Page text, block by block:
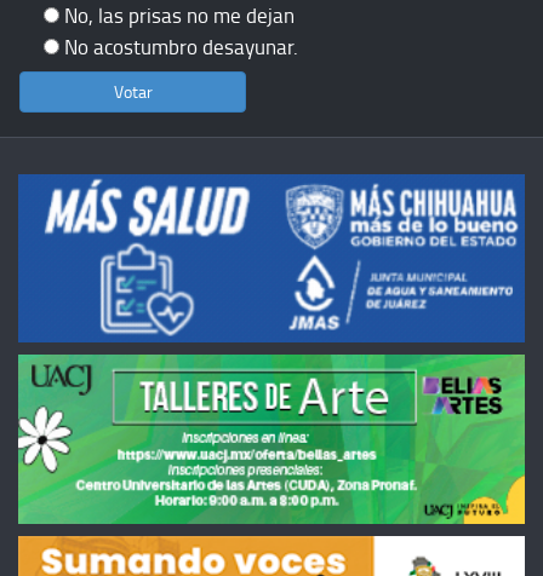
No, las prisas no me dejan
No acostumbro desayunar.